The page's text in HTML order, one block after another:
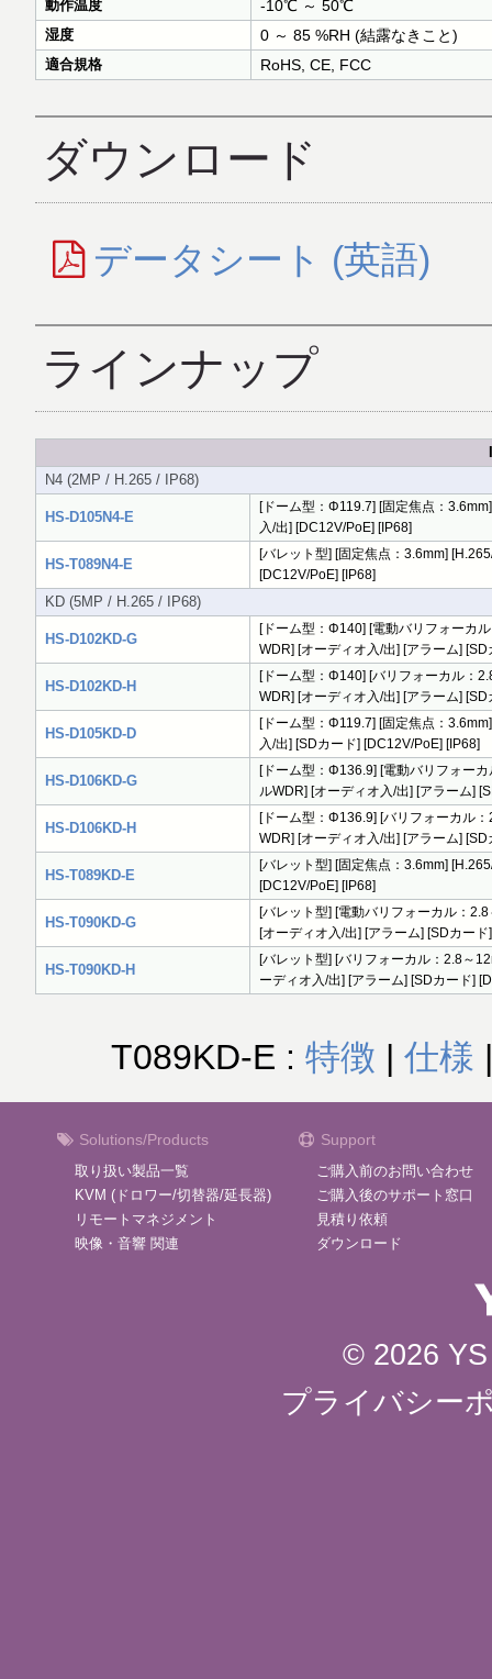
動作温度 -10℃ ～ 50℃
湿度 0 ～ 85 %RH (結露なきこと)
適合規格 RoHS, CE, FCC
ダウンロード
データシート (英語)
ラインナップ
N4 (2MP / H.265 / IP68)
HS-D105N4-E
[ドーム型：Φ119.7] [固定焦点：
入/出] [DC12V/PoE] [IP68]
HS-T089N4-E
[バレット型] [固定焦点：3.6mm]
[DC12V/PoE] [IP68]
KD (5MP / H.265 / IP68)
HS-D102KD-G
[ドーム型：Φ140] [電動バリフォーカ
WDR] [オーディオ入/出] [アラーム]
HS-D102KD-H
[ドーム型：Φ140] [バリフォーカル：
WDR] [オーディオ入/出] [アラーム]
HS-D105KD-D
[ドーム型：Φ119.7] [固定焦点：
入/出] [SDカード] [DC12V/PoE] [IP68]
HS-D106KD-G
[ドーム型：Φ136.9] [電動バリフォー
ルWDR] [オーディオ入/出] [アラーム]
HS-D106KD-H
[ドーム型：Φ136.9] [バリフォーカル
WDR] [オーディオ入/出] [アラーム]
HS-T089KD-E
[バレット型] [固定焦点：3.6mm]
[DC12V/PoE] [IP68]
HS-T090KD-G
[バレット型] [電動バリフォーカル：
[オーディオ入/出] [アラーム] [SDカー
HS-T090KD-H
[バレット型] [バリフォーカル：2.8～
ーディオ入/出] [アラーム] [SDカード]
T089KD-E : 特徴 | 仕様
Solutions/Products
取り扱い製品一覧
KVM (ドロワー/切替器/延長器)
リモートマネジメント
映像・音響 関連
Support
ご購入前のお問い合わせ
ご購入後のサポート窓口
見積り依頼
ダウンロード
© 2026
プライバシー